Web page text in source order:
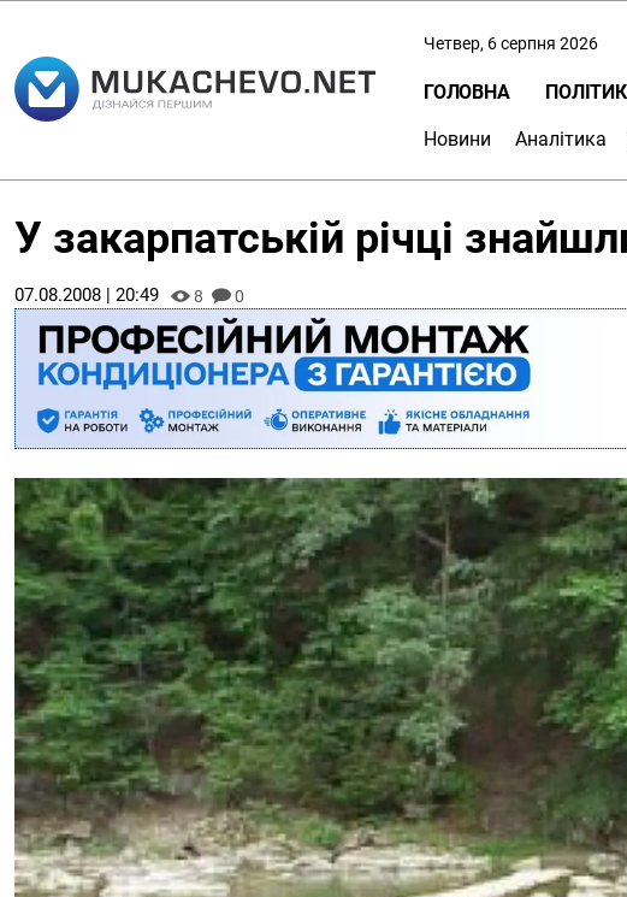
Четвер, 6 серпня 2026
ГОЛОВНА
Новини Аналітика
У закарпатській річці
07.08.2008 | 20:49 8 0